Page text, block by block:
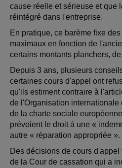
cause réelle et sérieuse et que
réintégré dans l'entreprise.
En pratique, ce barème fixe
maximaux en fonction de
certains montants planchers,
Depuis 3 ans, plusieurs
certaines cours d'appel ont
qu'ils estiment contraire à
de l'Organisation internationale
de la charte sociale
prévoient le droit à une «
autre « réparation appropriée ».
Des décisions de cours
de la Cour de cassation qui a